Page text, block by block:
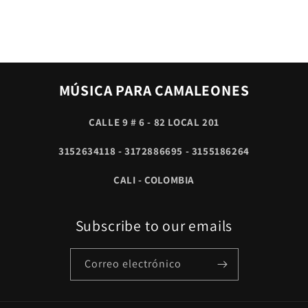
MÚSICA PARA CAMALEONES
CALLE 9 # 6 - 82 LOCAL 201
3152634118 - 3172886695 - 3155186264
CALI - COLOMBIA
Subscribe to our emails
Correo electrónico